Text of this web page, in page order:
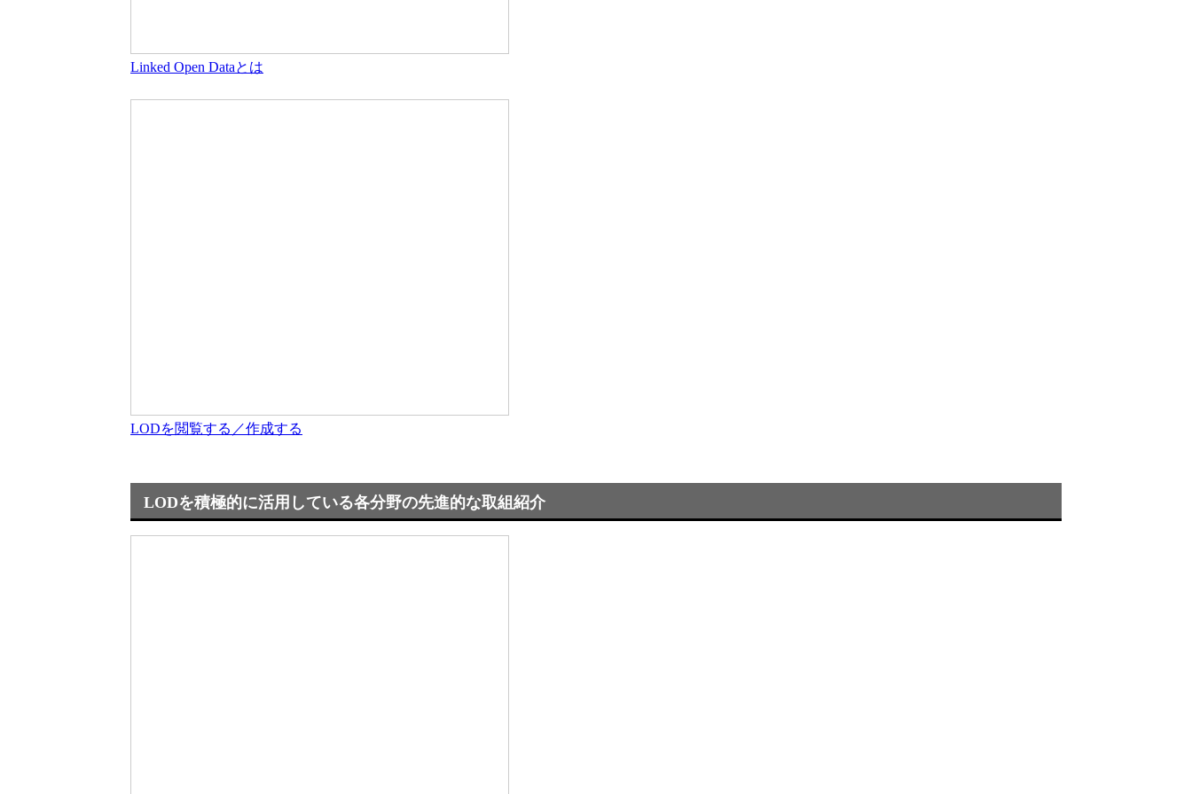
Linked Open Dataとは
LODを閲覧する／作成する
LODを積極的に活用している各分野の先進的な取組紹介